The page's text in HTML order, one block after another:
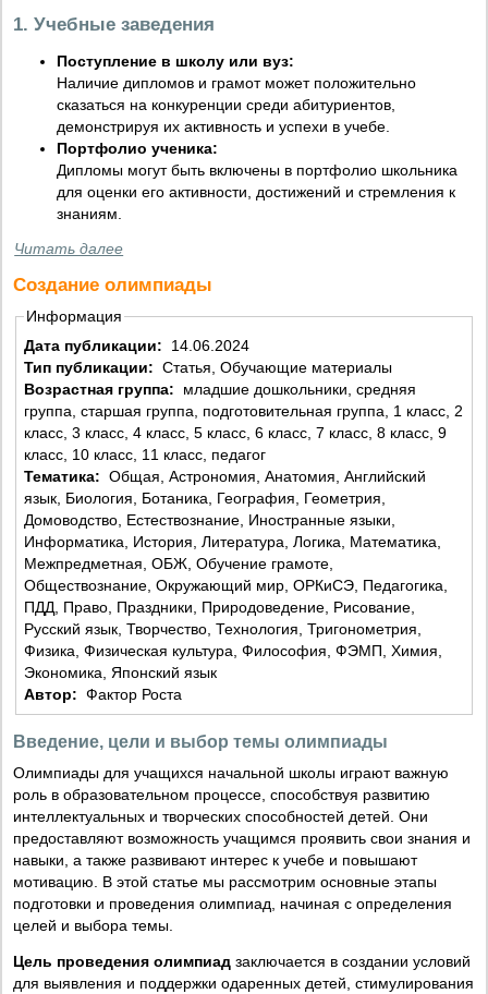
1. Учебные заведения
Поступление в школу или вуз:
Наличие дипломов и грамот может положительно
сказаться на конкуренции среди абитуриентов,
демонстрируя их активность и успехи в учебе.
Портфолио ученика:
Дипломы могут быть включены в портфолио школьника
для оценки его активности, достижений и стремления к
знаниям.
Читать далее
Создание олимпиады
Информация
Дата публикации:
14.06.2024
Тип публикации: Статья, Обучающие материалы
Возрастная группа:
группа, старшая группа, подготовительная группа, 1 класс, 2
класс, 3 класс, 4 класс, 5 класс, 6 класс, 7 класс, 8 класс, 9
класс, 10 класс, 11 класс, педагог
Тематика: Общая, Астрономия, Анатомия, Английский
язык, Биология, Ботаника, География, Геометрия,
Домоводство, Естествознание, Иностранные языки,
Информатика, История, Литература, Логика, Математика,
Межпредметная, ОБЖ, Обучение грамоте,
Обществознание, Окружающий мир, ОРКиСЭ, Педагогика,
ПДД, Право, Праздники, Природоведение, Рисование,
Русский язык, Творчество, Технология, Тригонометрия,
Физика, Физическая культура, Философия, ФЭМП, Химия,
Экономика, Японский язык
Автор: Фактор Роста
Введение, цели и выбор темы олимпиады
Олимпиады для учащихся начальной школы играют важную
роль в образовательном процессе, способствуя развитию
интеллектуальных и творческих способностей детей. Они
предоставляют возможность учащимся проявить свои знания и
навыки, а также развивают интерес к учебе и повышают
мотивацию. В этой статье мы рассмотрим основные этапы
подготовки и проведения олимпиад, начиная с определения
целей и выбора темы.
Цель проведения олимпиад заключается в создании условий
для выявления и поддержки одаренных детей, стимулирования